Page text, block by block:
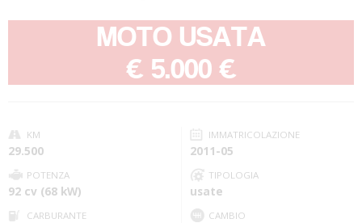
MOTO USATA
€ 5.000 €
KM
29.500
IMMATRICOLAZIONE
2011-05
POTENZA
92 cv (68 kW)
TIPOLOGIA
usate
CARBURANTE CAMBIO